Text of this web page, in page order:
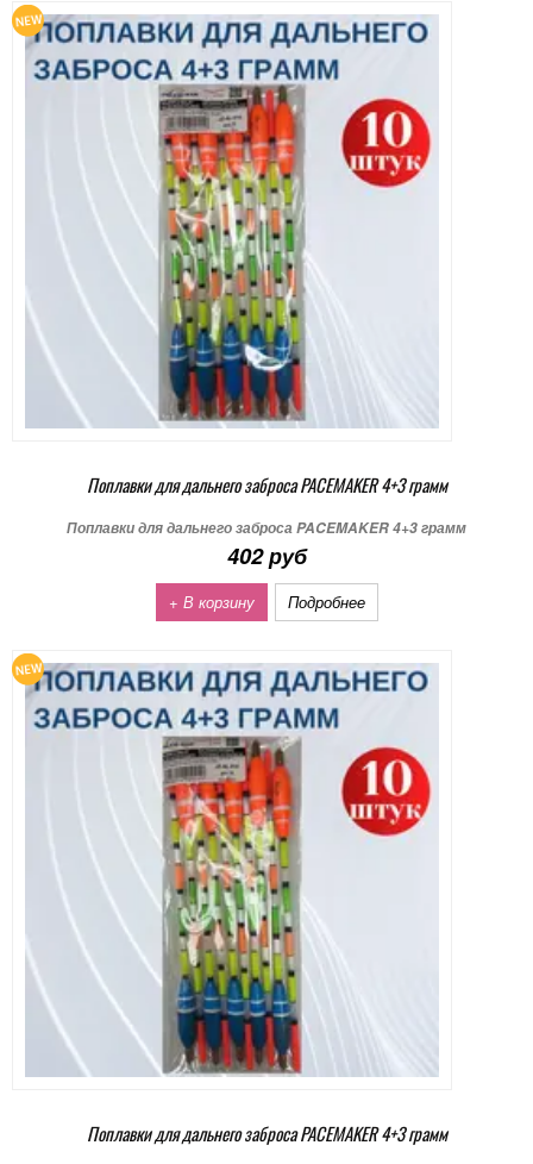
Поплавки для дальнего заброса PACEMAKER 4+3 грамм
Поплавки для дальнего заброса PACEMAKER 4+3 грамм
402 руб
+ В корзину Подробнее
Поплавки для дальнего заброса PACEMAKER 4+3 грамм